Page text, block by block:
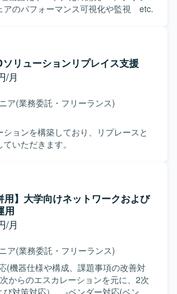
アのパフォーマンス可視化や監視 etc.
ソリューションリプレイス支援
/月
ア(業務委託・フリーランス)
ョンを構築しており、リプレースと
いただきます。
用】大学向けネットワークおよび
用
/月
ア(業務委託・フリーランス)
(機器仕様や構成、課題事項の改善対
からのエスカレーションを元に、2次
び対策対応） ‐ベンダー対応(ベンダ